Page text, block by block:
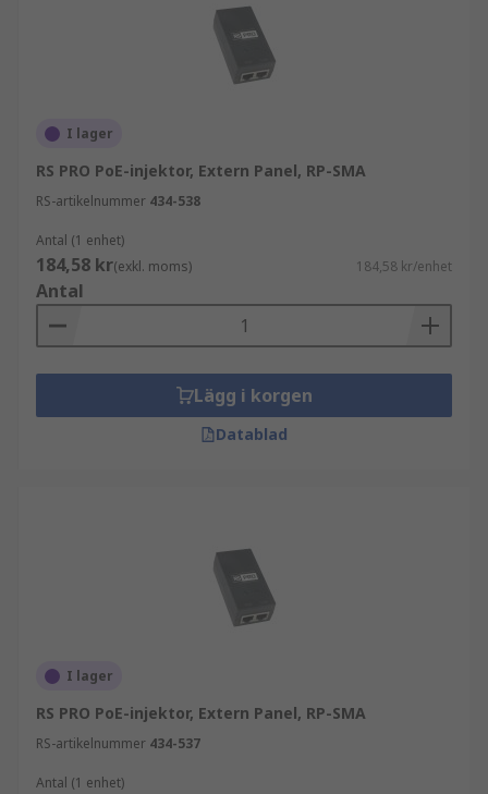
I lager
RS PRO PoE-injektor, Extern Panel, RP-SMA
RS-artikelnummer 434-538
Antal (1 enhet)
184,58 kr(exkl. moms) 184,58 kr/enhet
Antal
Lägg i korgen
Datablad
I lager
RS PRO PoE-injektor, Extern Panel, RP-SMA
RS-artikelnummer 434-537
Antal (1 enhet)